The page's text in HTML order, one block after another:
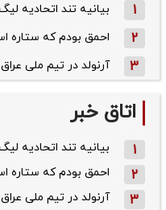
1 بیانیه تند اتحادیه
2 احمق بودم که ستاره
3 آرنولد در تیم ملی عراق
اتاق خبر
1 بیانیه تند اتحادیه
2 احمق بودم که ستاره
3 آرنولد در تیم ملی عراق